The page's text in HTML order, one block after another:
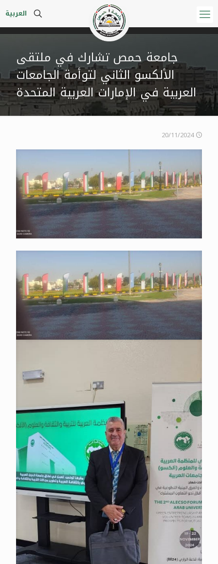
العربية
جامعة حمص تشارك في ملتقى
الألكسو الثاني لتوأمة الجامعات
العربية في الإمارات العربية المتحدة
20/11/2024